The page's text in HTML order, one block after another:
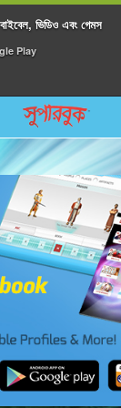
ভিডিও এবং গেমস
Play
Return to Content